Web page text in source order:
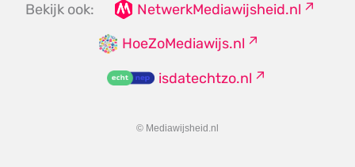
Bekijk ook:
NetwerkMediawijsheid.nl
HoeZoMediawijs.nl
isdatechtzo.nl
© Mediawijsheid.nl